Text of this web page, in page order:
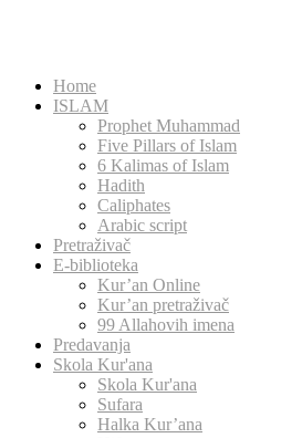
Home
ISLAM
Prophet Muhammad
Five Pillars of Islam
6 Kalimas of Islam
Hadith
Caliphates
Arabic script
Pretraživač
E-biblioteka
Kur’an Online
Kur’an pretraživač
99 Allahovih imena
Predavanja
Skola Kur'ana
Skola Kur'ana
Sufara
Halka Kur’ana